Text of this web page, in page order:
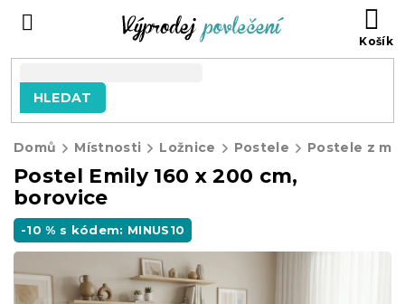
HLEDAT
Domů Místnosti Ložnice Postele Postele z
Postel Emily 160 x 200 cm,
borovice
-10 % s kódem: MINUS10